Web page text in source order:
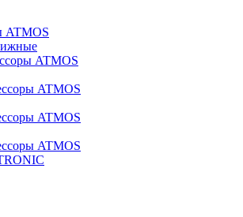
ATMOS
ATMOS
ATMOS
ATMOS
ATMOS